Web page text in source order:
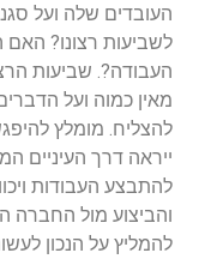
העובדים שלה ועל
לשביעות רצונו? האם
העבודה?. שביעות
מאין כמוה ועל
להצליח. מומלץ
ייראה דרך העיניים
להתבצע העבודות
והביצוע מול החברה
להמליץ על הנכון